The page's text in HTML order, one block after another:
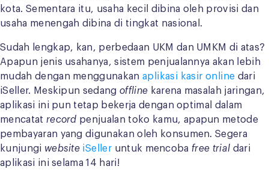
kota. Sementara itu, usaha kecil dibina oleh provisi dan
usaha menengah dibina di tingkat nasional.
Sudah lengkap, kan, perbedaan UKM dan UMKM di atas?
Apapun jenis usahanya, sistem penjualannya akan lebih
mudah dengan menggunakanaplikasi kasir online dari
iSeller. Meskipun sedangoffline karena masalah jaringan,
aplikasi ini pun tetap bekerja dengan optimal dalam
mencatat record penjualan toko kamu, apapun metode
pembayaran yang digunakan oleh konsumen. Segera
kunjungi website iSeller untuk mencoba free trial dari
aplikasi ini selama 14 hari!